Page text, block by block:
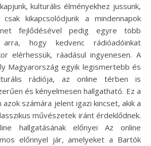
kulturális élményekhez jussunk,
kikapcsolódjunk a mindennapok
fejlődésével pedig egyre több
hogy kedvenc rádióadóinkat
elérhessük, ráadásul ingyenesen. A
Magyarország egyik legismertebb és
rádiója, az online térben is
és kényelmesen hallgatható. Ez a
számára jelent igazi kincset, akik a
művészetek iránt érdeklődnek.
hallgatásának előnyei Az online
előnnyel jár, amelyeket a Bartók